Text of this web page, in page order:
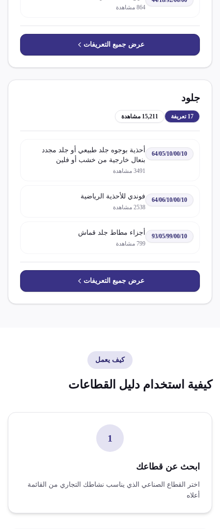
864 مشاهدة
عرض جميع التعريفات
جلود
17 تعريفة 15,211 مشاهدة
64/05/10/00/10
أحذية بوجوه جلد طبيعي أو جلد مجدد
بنعال خارجية من خشب أو فلين
3491 مشاهدة
64/06/10/00/10 فوندي للأحذية الرياضية
2538 مشاهدة
93/05/99/00/10 أجزاء مطاط جلد قماش
799 مشاهدة
عرض جميع التعريفات
كيف يعمل
كيفية استخدام دليل القطاعات
1
ابحث عن قطاعك
اختر القطاع الصناعي الذي يناسب نشاطك التجاري من القائمة
أعلاه